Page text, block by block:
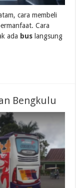
cara membeli
Cara
ada bus langsung
Bengkulu